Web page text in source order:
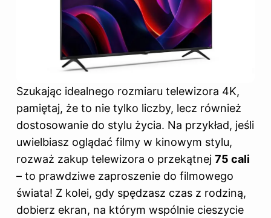
Szukając idealnego rozmiaru telewizora 4K,
pamiętaj, że to nie tylko liczby, lecz również
dostosowanie do stylu życia. Na przykład, jeśli
uwielbiasz oglądać filmy w kinowym stylu,
rozważ zakup telewizora o przekątnej 75 cali
– to prawdziwe zaproszenie do filmowego
świata! Z kolei, gdy spędzasz czas z rodziną,
dobierz ekran, na którym wspólnie cieszycie